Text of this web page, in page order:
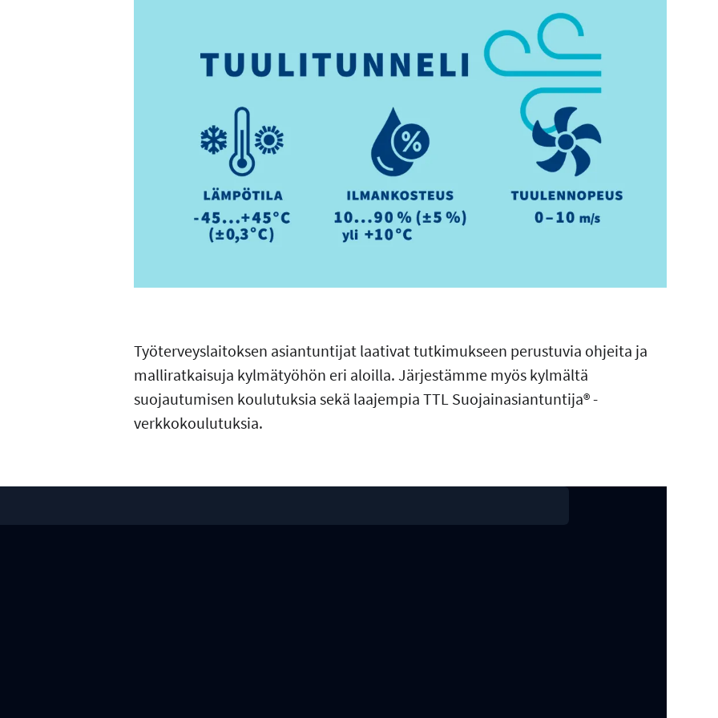
Työterveyslaitoksen asiantuntijat laativat tutkimukseen perustuvia ohjeita ja
malliratkaisuja kylmätyöhön eri aloilla. Järjestämme myös kylmältä
suojautumisen koulutuksia sekä laajempia TTL Suojainasiantuntija® -
verkkokoulutuksia.